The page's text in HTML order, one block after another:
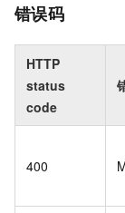
错误码
HTTP
status
code
400